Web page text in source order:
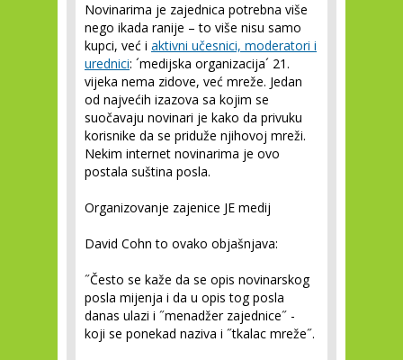
Novinarima je zajednica potrebna više
nego ikada ranije – to više nisu samo
kupci, već i aktivni učesnici, moderatori i
urednici: ´medijska organizacija´ 21.
vijeka nema zidove, već mreže. Jedan
od najvećih izazova sa kojim se
suočavaju novinari je kako da privuku
korisnike da se priduže njihovoj mreži.
Nekim internet novinarima je ovo
postala suština posla.
Organizovanje zajenice JE medij
David Cohn to ovako objašnjava:
˝Često se kaže da se opis novinarskog
posla mijenja i da u opis tog posla
danas ulazi i ˝menadžer zajednice˝ -
koji se ponekad naziva i ˝tkalac mreže˝.